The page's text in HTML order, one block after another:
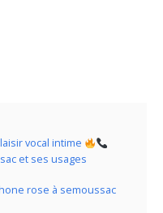
vocal intime
et ses usages
rose à semoussac